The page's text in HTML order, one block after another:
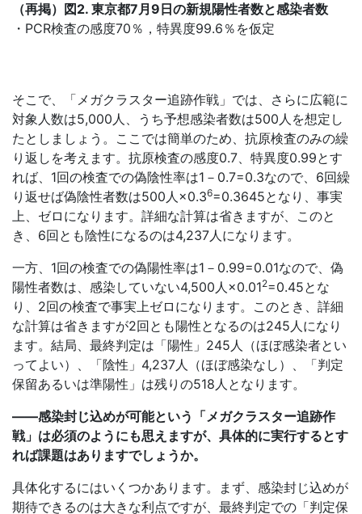
（再掲）図2. 東京都7月9日の新規陽性者数と感染者数
・PCR検査の感度70％，特異度99.6％を仮定
そこで、「メガクラスター追跡作戦」では、さらに広範に
対象人数は5,000人、うち予想感染者数は500人を想定し
たとしましょう。ここでは簡単のため、抗原検査のみの繰
り返しを考えます。抗原検査の感度0.7、特異度0.99とす
れば、1回の検査での偽陰性率は1－0.7=0.3なので、6回繰
り返せば偽陰性者数は500人×0.36=0.3645となり、事実
上、ゼロになります。詳細な計算は省きますが、このと
き、6回とも陰性になるのは4,237人になります。
一方、1回の検査での偽陽性率は1－0.99=0.01なので、偽
陽性者数は、感染していない4,500人×0.012=0.45とな
り、2回の検査で事実上ゼロになります。このとき、詳細
な計算は省きますが2回とも陽性となるのは245人になり
ます。結局、最終判定は「陽性」245人（ほぼ感染者とい
ってよい）、「陰性」4,237人（ほぼ感染なし）、「判定
保留あるいは準陽性」は残りの518人となります。
――感染封じ込めが可能という「メガクラスター追跡作
戦」は必須のようにも思えますが、具体的に実行するとす
れば課題はありますでしょうか。
具体化するにはいくつかあります。まず、感染封じ込めが
期待できるのは大きな利点ですが、最終判定での「判定保